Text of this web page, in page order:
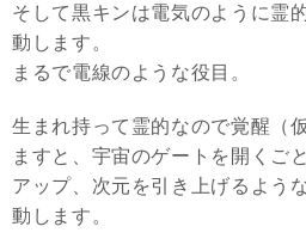
そして黒キンは電気のように霊
動します。
まるで電線のような役目。
生まれ持って霊的なので覚醒（
ますと、宇宙のゲートを開くご
アップ、次元を引き上げるよう
動します。